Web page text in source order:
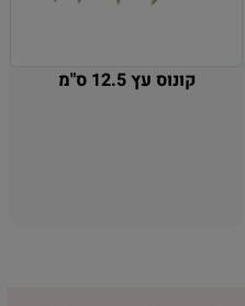
קונוס עץ 12.5 ס"מ